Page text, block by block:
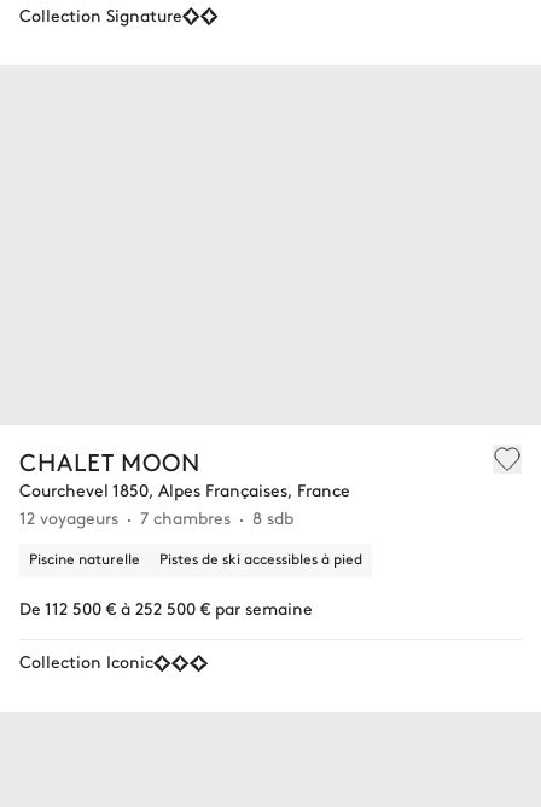
Collection Signature
CHALET MOON
Courchevel 1850, Alpes Françaises, France
12 voyageurs
7 chambres 8 sdb
Piscine naturelle Pistes de ski accessibles à pied
De 112 500 € à 252 500 € par semaine
Collection Iconic